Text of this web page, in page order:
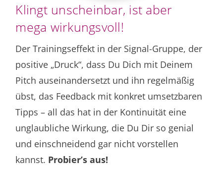
Klingt unscheinbar, ist aber
mega wirkungsvoll!
Der Trainingseffekt in der Signal-Gruppe, der
positive „Druck“, dass Du Dich mit Deinem
Pitch auseinandersetzt und ihn regelmäßig
übst, das Feedback mit konkret umsetzbaren
Tipps – all das hat in der Kontinuität eine
unglaubliche Wirkung, die Du Dir so genial
und einschneidend gar nicht vorstellen
kannst. Probier’s aus!